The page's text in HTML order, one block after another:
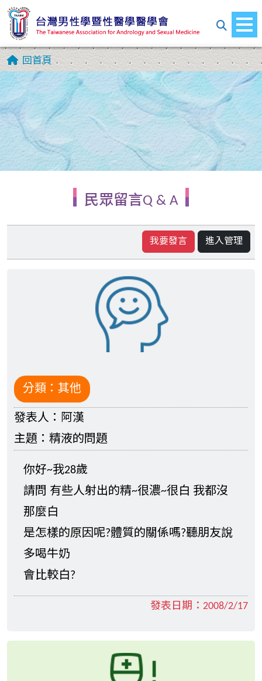
回首頁
民眾留言Q & A
我要發言 進入管理
分類： 其他
發表人：
阿漢
主題： 精液的問題
你好~我28歲
請問 有些人射出的精~很濃~很白 我都沒
那麼白
是怎樣的原因呢?體質的關係嗎?聽朋友說
多喝牛奶
會比較白?
發表日期： 2008/2/17